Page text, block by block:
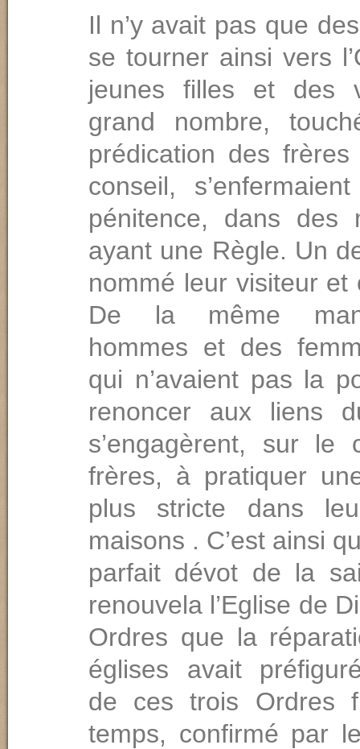
Il n’y avait pas que
se tourner ainsi vers
jeunes filles et des
grand nombre,
prédication des
conseil,
pénitence, dans des
ayant une Règle. Un
nommé leur visiteur et
De la même
hommes et des
qui n’avaient pas la
renoncer aux liens
s’engagèrent, sur le
frères, à pratiquer
plus stricte dans
maisons . C’est ainsi
parfait dévot de la
renouvela l’Eglise de
Ordres que la
églises avait
de ces trois Ordres
temps, confirmé par